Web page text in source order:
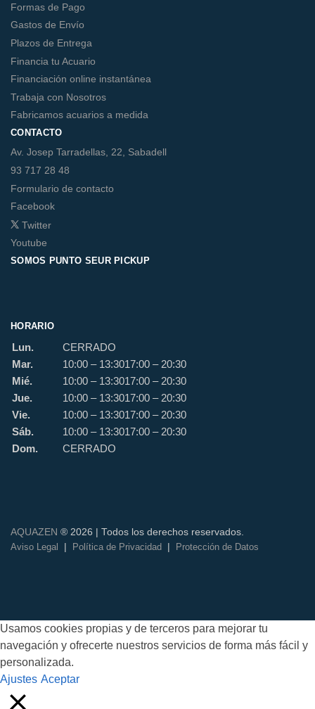
Formas de Pago
Gastos de Envío
Plazos de Entrega
Financia tu Acuario
Financiación online instantánea
Trabaja con Nosotros
Fabricamos acuarios a medida
CONTACTO
Av. Josep Tarradellas, 22, Sabadell
93 717 28 48
Formulario de contacto
Facebook
Twitter
Youtube
SOMOS PUNTO SEUR PICKUP
HORARIO
Lun.
CERRADO
Mar.
10:00 – 13:3017:00 – 20:30
Mié.
10:00 – 13:3017:00 – 20:30
Jue.
10:00 – 13:3017:00 – 20:30
Vie.
10:00 – 13:3017:00 – 20:30
Sáb.
10:00 – 13:3017:00 – 20:30
Dom.
CERRADO
AQUAZEN ® 2026 | Todos los derechos reservados.
Aviso Legal
| Política de Privacidad | Protección de Datos
Usamos cookies propias y de terceros para mejorar tu
navegación y ofrecerte nuestros servicios de forma más fácil y
personalizada.
Ajustes Aceptar